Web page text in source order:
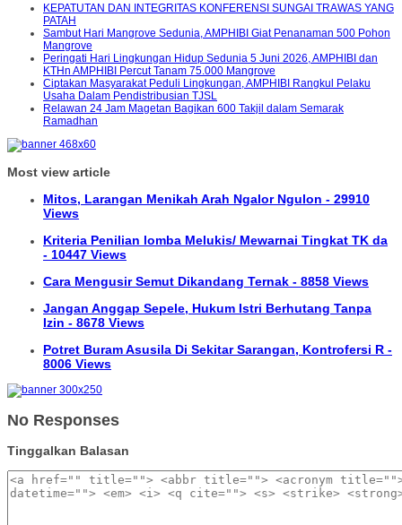
KEPATUTAN DAN INTEGRITAS KONFERENSI SUNGAI TRAWAS YANG
PATAH
Sambut Hari Mangrove Sedunia, AMPHIBI Giat Penanaman 500 Pohon
Mangrove
Peringati Hari Lingkungan Hidup Sedunia 5 Juni 2026, AMPHIBI dan
KTHn AMPHIBI Percut Tanam 75.000 Mangrove
Ciptakan Masyarakat Peduli Lingkungan, AMPHIBI Rangkul Pelaku
Usaha Dalam Pendistribusian TJSL
Relawan 24 Jam Magetan Bagikan 600 Takjil dalam Semarak
Ramadhan
Most view article
Mitos, Larangan Menikah Arah Ngalor Ngulon - 29910
Views
Kriteria Penilian lomba Melukis/ Mewarnai Tingkat TK da
- 10447 Views
Cara Mengusir Semut Dikandang Ternak - 8858 Views
Jangan Anggap Sepele, Hukum Istri Berhutang Tanpa
Izin - 8678 Views
Potret Buram Asusila Di Sekitar Sarangan, Kontrofersi R -
8006 Views
No Responses
Tinggalkan Balasan